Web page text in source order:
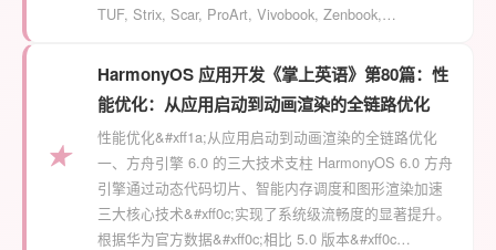
TUF, Strix, Scar, ProArt, Vivobook, Zenbook,…
★
HarmonyOS 应用开发《掌上英语》第80篇：性
能优化：从应用启动到动画渲染的全链路优化
性能优化&#xff1a;从应用启动到动画渲染的全链路优化
一、方舟引擎 6.0 的三大技术支柱 HarmonyOS 6.0 方舟
引擎通过动态代码切片、智能内存调度和图形渲染加速
三大核心技术&#xff0c;实现了系统级流畅度的显著提升。
根据华为官方数据&#xff0c;相比 5.0 版本&#xff0c…